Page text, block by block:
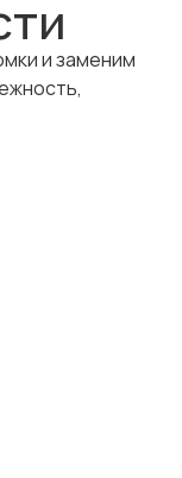
и заменим